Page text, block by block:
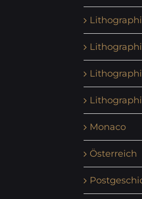
Monaco
Österreich